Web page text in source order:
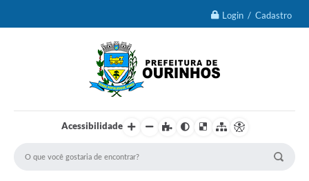
Login / Cadastro
Acessibilidade